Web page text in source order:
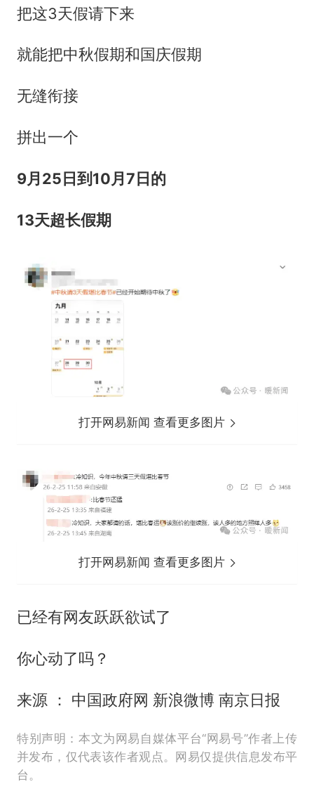
把这3天假请下来
就能把中秋假期和国庆假期
无缝衔接
拼出一个
9月25日到10月7日的
13天超长假期
打开网易新闻 查看更多图片
打开网易新闻 查看更多图片
已经有网友跃跃欲试了
你心动了吗？
来源 ： 中国政府网 新浪微博 南京日报
特别声明：本文为网易自媒体平台“网易号”作者上传
并发布，仅代表该作者观点。网易仅提供信息发布平
台。